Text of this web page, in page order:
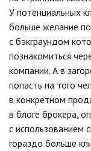
У потенциальных
больше желание
с бэкграундом
познакомиться
компании. А в
попасть на того
в конкретном
в блоге брокера,
с использованием
гораздо больше